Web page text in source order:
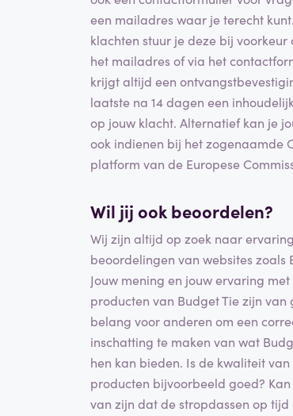
een mailadres waar je terecht
klachten stuur je deze bij
het mailadres of via het
krijgt altijd een
laatste na 14 dagen een
op jouw klacht. Alternatief kan je
ook indienen bij het zogenaamde
platform van de Europese
Wil jij ook beoordelen?
Wij zijn altijd op zoek naar
beoordelingen van websites zoals
Jouw mening en jouw ervaring
producten van Budget Tie zijn van
belang voor anderen om een
inschatting te maken van wat
hen kan bieden. Is de kwaliteit
producten bijvoorbeeld goed?
van zijn dat de stropdassen op tijd